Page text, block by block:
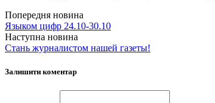
Попередня новина
Языком цифр 24.10-30.10
Наступна новина
Стань журналистом нашей газеты!
Залишити коментар